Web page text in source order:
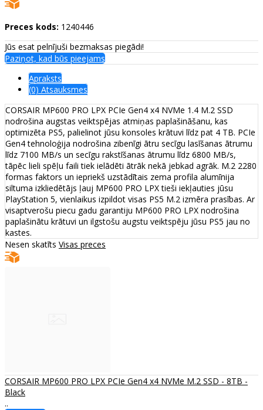
Preces kods: 1240446
Jūs esat pelnījuši bezmaksas piegādi!
Paziņot, kad būs pieejams
Apraksts
(0) Atsauksmes
CORSAIR MP600 PRO LPX PCIe Gen4 x4 NVMe 1.4 M.2 SSD
nodrošina augstas veiktspējas atmiņas paplašināšanu, kas
optimizēta PS5, palielinot jūsu konsoles krātuvi līdz pat 4 TB. PCIe
Gen4 tehnoloģija nodrošina zibenīgi ātru secīgu lasīšanas ātrumu
līdz 7100 MB/s un secīgu rakstīšanas ātrumu līdz 6800 MB/s,
tāpēc lieli spēļu faili tiek ielādēti ātrāk nekā jebkad agrāk. M.2 2280
formas faktors un iepriekš uzstādītais zema profila alumīnija
siltuma izkliedētājs ļauj MP600 PRO LPX tieši iekļauties jūsu
PlayStation 5, vienlaikus izpildot visas PS5 M.2 izmēra prasības. Ar
visaptverošu piecu gadu garantiju MP600 PRO LPX nodrošina
paplašinātu krātuvi un ilgstošu augstu veiktspēju jūsu PS5 jau no
kastes.
Nesen skatīts Visas preces
CORSAIR MP600 PRO LPX PCIe Gen4 x4 NVMe M.2 SSD - 8TB -
Black
..